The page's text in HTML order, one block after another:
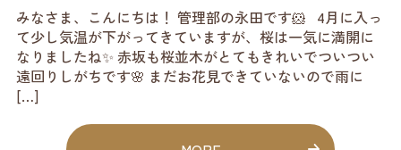
みなさま、こんにちは！ 管理部の永田です🐹 4月に入っ
て少し気温が下がってきていますが、桜は一気に満開に
なりましたね✨ 赤坂も桜並木がとてもきれいでついつい
遠回りしがちです🌸 まだお花見できていないので雨に
[…]